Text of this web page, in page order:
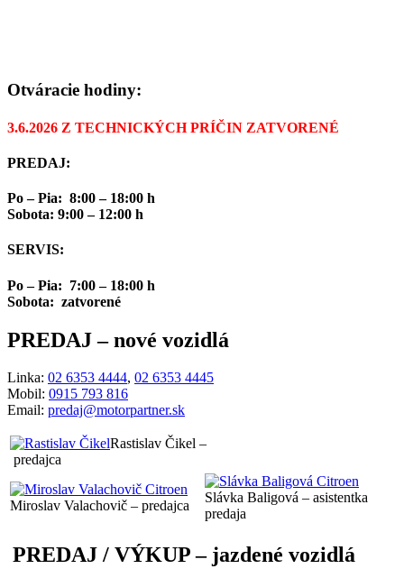
Otváracie hodiny:
3.6.2026 Z TECHNICKÝCH PRÍČIN ZATVORENÉ
PREDAJ:
Po – Pia: 8:00 – 18:00 h
Sobota: 9:00 – 12:00 h
SERVIS:
Po – Pia: 7:00 – 18:00 h
Sobota: zatvorené
PREDAJ– nové vozidlá
Linka: 02 6353 4444, 02 6353 4445
Mobil: 0915 793 816
Email: predaj@motorpartner.sk
Rastislav Čikel –
predajca
Miroslav Valachovič – predajca
Slávka Baligová – asistentka
predaja
PREDAJ / VÝKUP– jazdené vozidlá